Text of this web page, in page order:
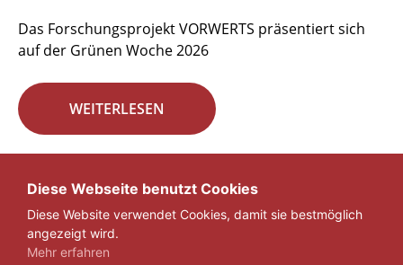
Das Forschungsprojekt VORWERTS präsentiert sich
auf der Grünen Woche 2026
WEITERLESEN
1 2 3 ... 29 »
Diese Webseite benutzt Cookies
Diese Website verwendet Cookies, damit sie bestmöglich
angezeigt wird.
Mehr erfahren